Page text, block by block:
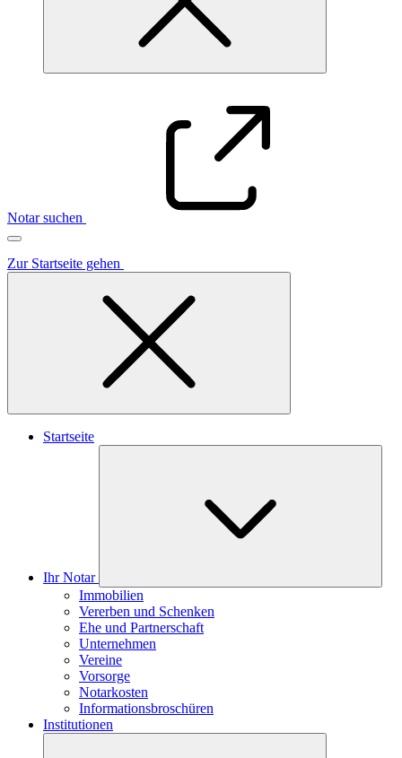
Notar suchen
Zur Startseite gehen
Startseite
Ihr Notar
Immobilien
Vererben und Schenken
Ehe und Partnerschaft
Unternehmen
Vereine
Vorsorge
Notarkosten
Informationsbroschüren
Institutionen